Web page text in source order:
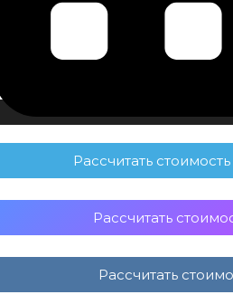
Рассчитать
Рассчитать
Рассчитать